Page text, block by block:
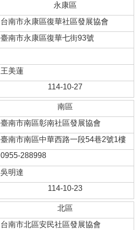
永康區
台南市永康區復華社區發展協會
臺南市永康區復華七街93號
王美蓮
114-10-27
南區
臺南市南區彰南社區發展協會
臺南市南區中華西路一段54巷2號1樓
0955-288998
吳明達
114-10-23
北區
台南市北區安民社區發展協會